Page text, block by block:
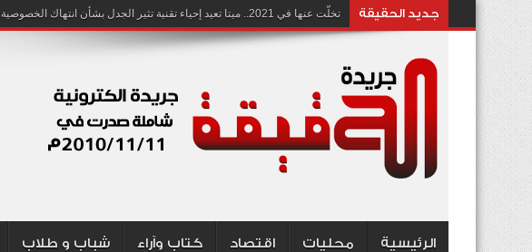
جديد الحقيقة تخلّت عنها في 2021.. ميتا تعيد إحياء تقنية تثير الجدل بشأن انتهاك الخصوصية
الرئيسية محليات اقتصاد كتاب وآراء شباب و طلاب